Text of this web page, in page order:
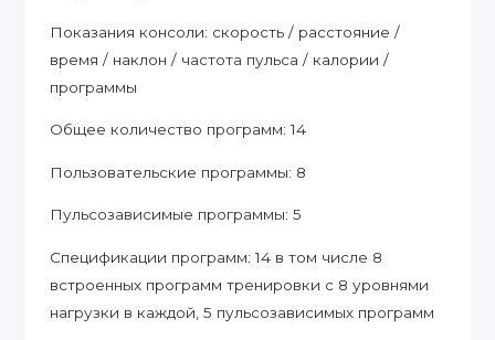
Показания консоли: скорость / расстояние /
время / наклон / частота пульса / калории /
программы
Общее количество программ: 14
Пользовательские программы: 8
Пульсозависимые программы: 5
Спецификации программ: 14 в том числе 8
встроенных программ тренировки с 8 уровнями
нагрузки в каждой, 5 пульсозависимых программ